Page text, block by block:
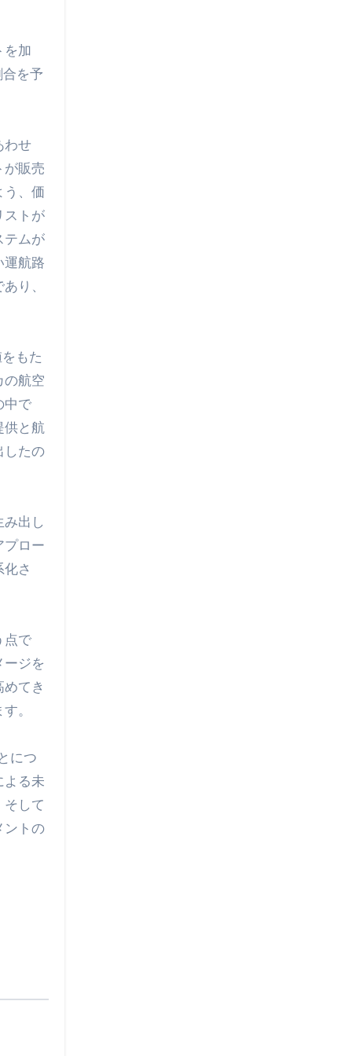
を加
を予
わせ
が販売
う、価
ストが
テムが
運航路
り、
もた
の航空
中で
供と航
したの
出し
プロー
さ
点で
ジを
てき
。
につ
よる未
して
ントの